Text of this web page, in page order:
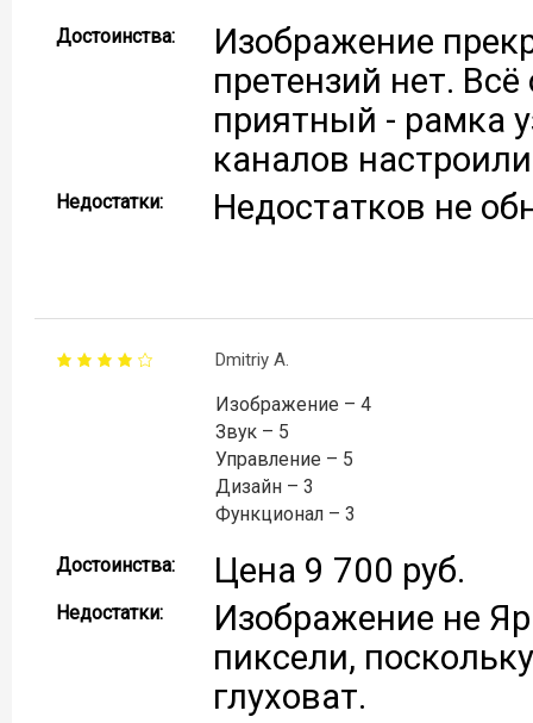
Достоинства:
Изображение
претензий нет.
приятный - рамка
каналов
Недостатки: Недостатков не
Dmitriy A.
Изображение – 4
Звук – 5
Управление – 5
Дизайн – 3
Функционал – 3
Достоинства: Цена 9 700 руб.
Недостатки:
Изображение не
пиксели,
глуховат.